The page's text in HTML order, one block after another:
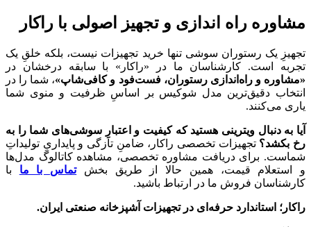
مشاوره راه اندازی و تجهیز اصولی با راکار
تجهیزِ یک رستوران سوشی تنها خرید تجهیزات نیست، بلکه خلقِ یک
تجربه است. کارشناسان ما در «راکار» با سابقه درخشان در
«مشاوره و راه‌اندازی رستوران، فست‌فود و کافی‌شاپ»، شما را در
انتخاب دقیق‌ترین مدل شوکیس بر اساسِ ظرفیت و منوی شما
یاری می‌کنند.
آیا به دنبال ویترینی هستید که کیفیت و اعتبارِ سوشی‌های شما را به
رخ بکشد؟ تجهیزات تخصصی راکار، ضامنِ تازگی و پایداریِ تولیداتِ
شماست. برای دریافت مشاوره تخصصی، مشاهده کاتالوگ مدل‌ها
و استعلام قیمت، همین حالا از طریق بخشتماس با ما با
کارشناسان فروش ما در ارتباط باشید.
راکار؛ استاندارد حرفه‌ای در تجهیزات آشپزخانه صنعتی ایران.